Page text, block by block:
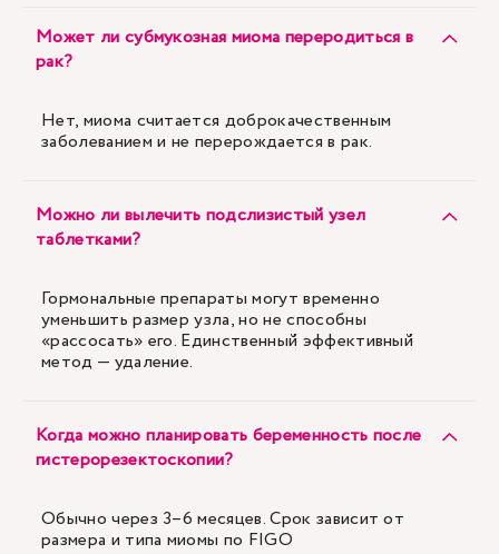
Может ли субмукозная миома переродиться в
рак?
Нет, миома считается доброкачественным
заболеванием и не перерождается в рак.
Можно ли вылечить подслизистый узел
таблетками?
Гормональные препараты могут временно
уменьшить размер узла, но не способны
«рассосать» его. Единственный эффективный
метод — удаление.
Когда можно планировать беременность после
гистерорезектоскопии?
Обычно через 3–6 месяцев. Срок зависит от
размера и типа миомы по FIGO